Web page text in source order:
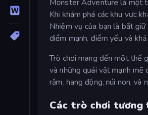
Monster Adventure là một
Khi khám phá các khu vực
Nhiệm vụ của bạn là bắt
điểm mạnh, điểm yếu và
Trò chơi mang đến một thế
và những quái vật mạnh mẽ
rậm, hang động, núi non, và
Các trò chơi tương